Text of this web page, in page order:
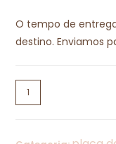
O tempo de
destino. Enviamos